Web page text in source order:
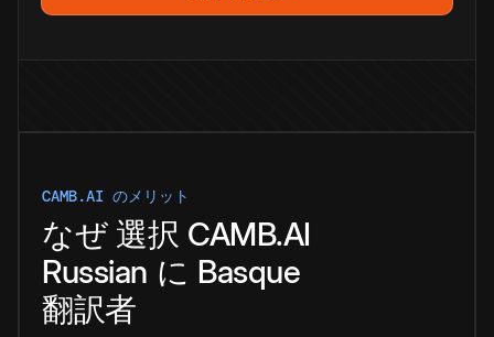
CAMB.AI のメリット
なぜ 選択 CAMB.AI
Russian に Basque
翻訳者